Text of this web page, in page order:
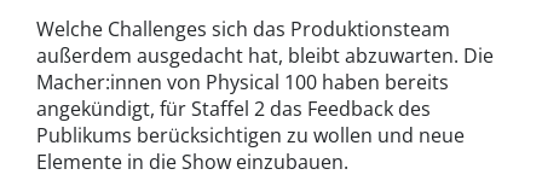
Welche Challenges sich das Produktionsteam
außerdem ausgedacht hat, bleibt abzuwarten. Die
Macher:innen von Physical 100 haben bereits
angekündigt, für Staffel 2 das Feedback des
Publikums berücksichtigen zu wollen und neue
Elemente in die Show einzubauen.